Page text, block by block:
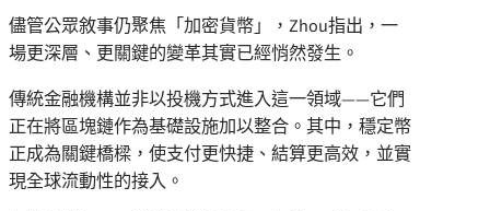
儘管公眾敘事仍聚焦「加密貨幣」，Zhou指出，一
場更深層、更關鍵的變革其實已經悄然發生。
傳統金融機構並非以投機方式進入這一領域——它們
正在將區塊鏈作為基礎設施加以整合。其中，穩定幣
正成為關鍵橋樑，使支付更快捷、結算更高效，並實
現全球流動性的接入。